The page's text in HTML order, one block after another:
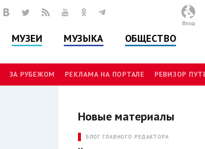
МУЗЕИ МУЗЫКА ОБЩЕСТВО
Вход
ЗА РУБЕЖОМ РЕКЛАМА НА ПОРТАЛЕ РЕВИЗОР
Новые материалы
БЛОГ ГЛАВНОГО РЕДАКТОРА